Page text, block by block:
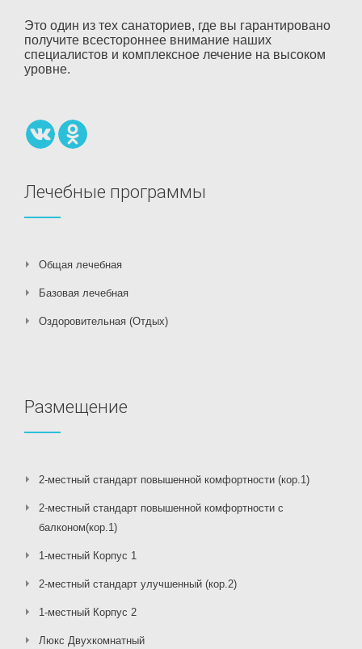
Это один из тех санаториев, где вы гарантировано
получите всестороннее внимание наших
специалистов и комплексное лечение на высоком
уровне.
Лечебные программы
Общая лечебная
Базовая лечебная
Оздоровительная (Отдых)
Размещение
2-местный стандарт повышенной комфортности (кор.1)
2-местный стандарт повышенной комфортности с
балконом(кор.1)
1-местный Корпус 1
2-местный стандарт улучшенный (кор.2)
1-местный Корпус 2
Люкс Двухкомнатный